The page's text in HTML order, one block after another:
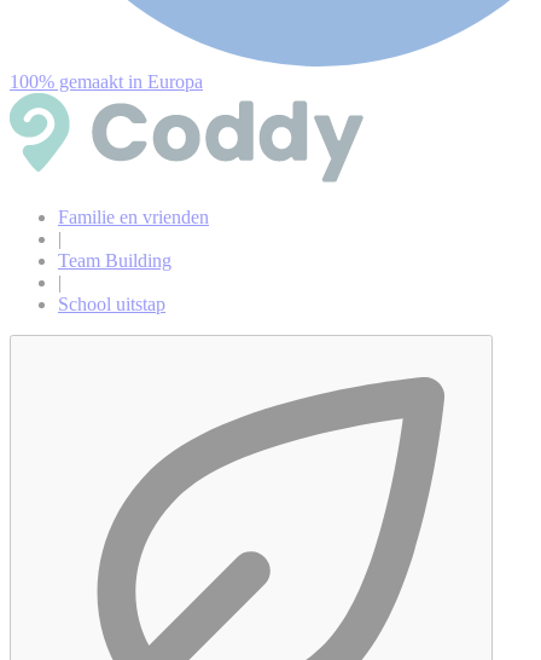
100% gemaakt in Europa
Familie en vrienden
|
Team Building
|
School uitstap